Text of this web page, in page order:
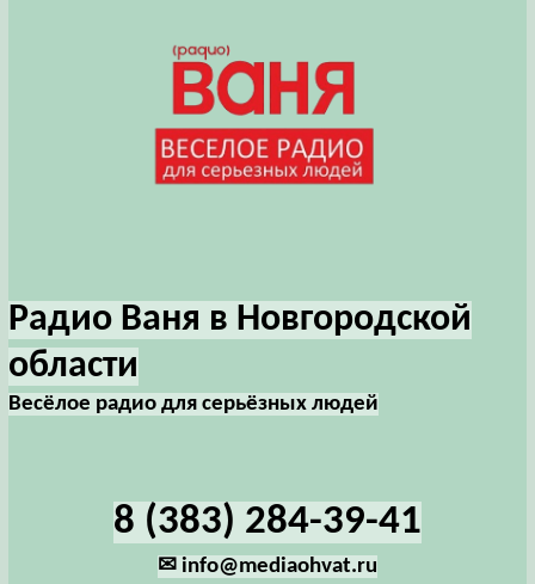
Радио Ваня в Новгородской
области
Весёлое радио для серьёзных людей
8 (383) 284-39-41
✉ info@mediaohvat.ru